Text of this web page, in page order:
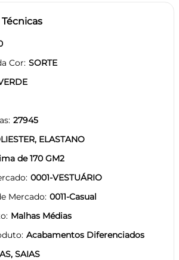
Cor SORTE
27945
ELASTANO
de 170 GM2
0001-VESTUÁRIO
Mercado 0011-Casual
Malhas Médias
Acabamentos Diferenciados
SAIAS